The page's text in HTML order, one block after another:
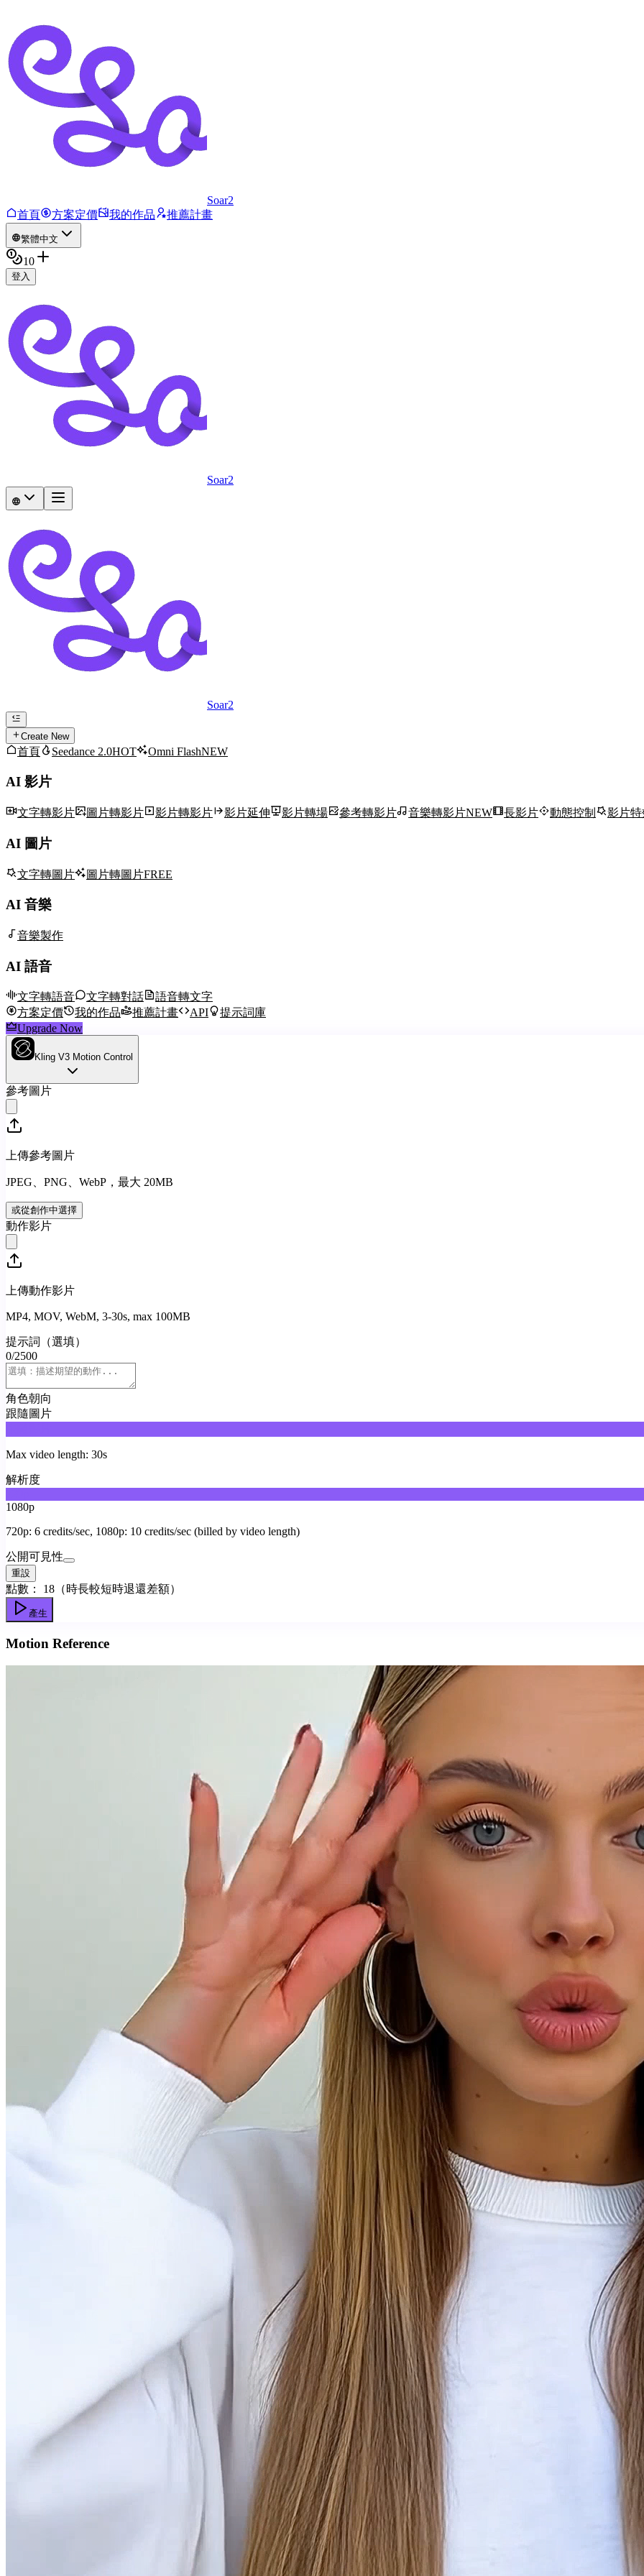
Soar2
首頁
方案定價 我的作品 推薦計畫
繁體中文
10
登入
Soar2
Soar2
Create New
首頁 Seedance 2.0HOT Omni FlashNEW
AI 影片
文字轉影片 圖片轉影片 影片轉影片 影片延伸 影片轉場 參考轉影片 音樂轉影片NEW 長影片 動態控制 影片特
AI 圖片
文字轉圖片 圖片轉圖片FREE
AI 音樂
音樂製作
AI 語音
文字轉語音 文字轉對話
語音轉文字
方案定價
我的作品 推薦計畫 API
提示詞庫
Upgrade Now
Kling V3 Motion Control
參考圖片
上傳參考圖片
JPEG、PNG、WebP，最大 20MB
或從創作中選擇
動作影片
上傳動作影片
MP4, MOV, WebM, 3-30s, max 100MB
提示詞（選填）
0/2500
角色朝向
跟隨圖片
Max video length: 30s
解析度
1080p
720p: 6 credits/sec, 1080p: 10 credits/sec (billed by video length)
公開可見性
重設
點數： 18 （時長較短時退還差額）
產生
Motion Reference